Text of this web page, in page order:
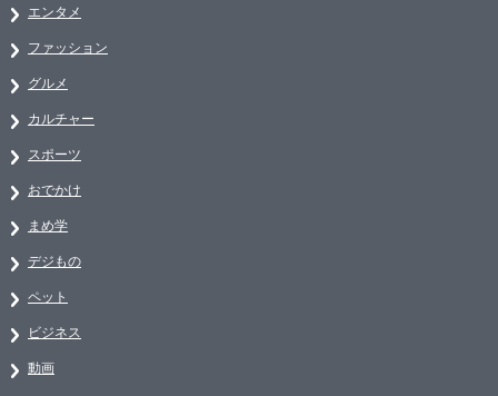
エンタメ
ファッション
グルメ
カルチャー
スポーツ
おでかけ
まめ学
デジもの
ペット
ビジネス
動画